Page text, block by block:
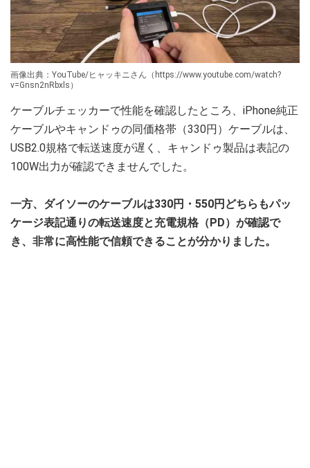
画像出典：YouTube/ヒャッキニさん（https://www.youtube.com/watch?
v=Gnsn2nRbxls）
ケーブルチェッカーで性能を確認したところ、iPhone純正
ケーブルやキャンドゥの同価格帯（330円）ケーブルは、
USB2.0規格で転送速度が遅く、キャンドゥ製品は表記の
100W出力が確認できませんでした。
一方、ダイソーのケーブルは330円・550円どちらもパッ
ケージ表記通りの転送速度と充電規格（PD）が確認で
き、非常に高性能で信頼できることが分かりました。